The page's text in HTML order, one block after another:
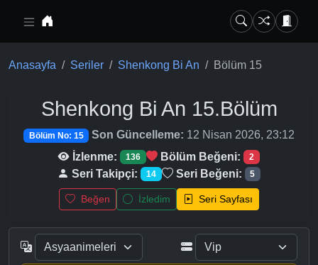
Anasayfa Seriler Shenkong Bi An Bölüm 15
Shenkong Bi An 15.Bölüm
Bölüm No: 15 Son Güncelleme: 12 Nisan 2026, 23:12
İzlenme:
136 Bölüm Beğeni: 2
Seri Takipçi: 14 Seri Beğeni: 5
Beğen İzledim Seri Sayfası